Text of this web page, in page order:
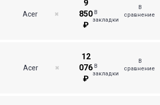
Acer ✖
9
850
₽
В
закладки
В
сравнение
Acer ✖
12
076
₽
В
закладки
В
сравнение